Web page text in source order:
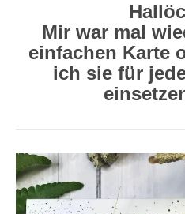
Mir war mal
einfachen Karte
ich sie für